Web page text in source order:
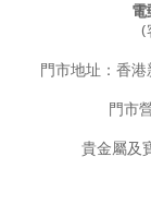
(
門市地址：香
門市
貴金屬及